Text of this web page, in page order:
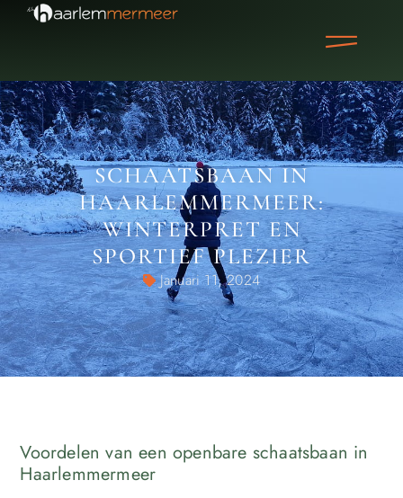
SCHAATSBAAN IN
HAARLEMMERMEER:
WINTERPRET EN
SPORTIEF PLEZIER
Januari 11, 2024
Voordelen van een openbare schaatsbaan in
Haarlemmermeer